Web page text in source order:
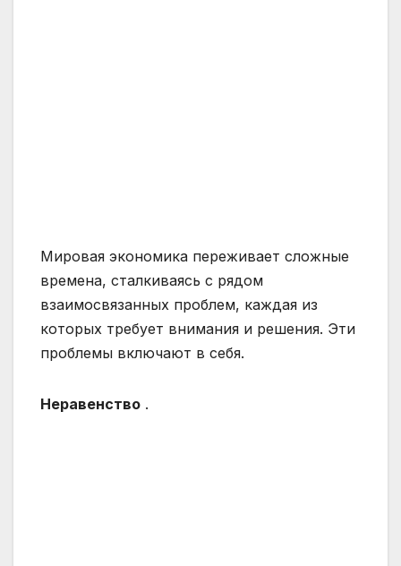
Мировая экономика переживает сложные
времена, сталкиваясь с рядом
взаимосвязанных проблем, каждая из
которых требует внимания и решения. Эти
проблемы включают в себя.
Неравенство .